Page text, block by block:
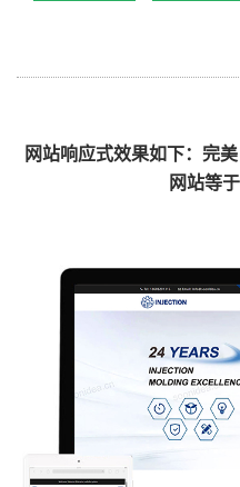
网站响应式效果如下：完
网站等